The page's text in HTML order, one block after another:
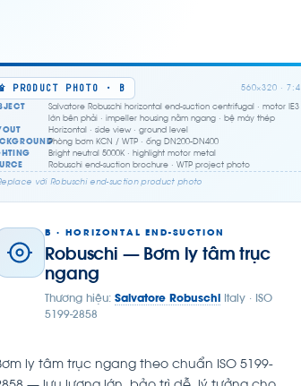
PRODUCT PHOTO · B 560×320 · 7:4
Salvatore Robuschi horizontal end-suction centrifugal · motor IE3
lớn bên phải · impeller housing nằm ngang · bệ máy thép
Horizontal · side view · ground level
Phòng bơm KCN / WTP · ống DN200-DN400
Bright neutral 5000K · highlight motor metal
Robuschi end-suction brochure · WTP project photo
với Robuschi end-suction product photo
B · HORIZONTAL END-SUCTION
Robuschi — Bơm ly tâm trục
ngang
Thương hiệu:Salvatore Robuschi
Italy · ISO
5199-2858
ly tâm trục ngang theo chuẩn ISO 5199-